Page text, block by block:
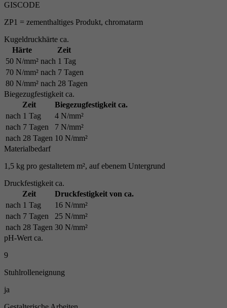
GISCODE
ZP1 = zementhaltiges Produkt, chromatarm
Kugeldruckhärte ca.
Härte
Zeit
50 N/mm² nach 1 Tag
70 N/mm² nach 7 Tagen
80 N/mm² nach 28 Tagen
Biegezugfestigkeit ca.
Zeit
Biegezugfestigkeit ca.
nach 1 Tag
4 N/mm²
nach 7 Tagen
7 N/mm²
nach 28 Tagen 10 N/mm²
Materialbedarf
1,5 kg pro gestaltetem m², auf ebenem Untergrund
Druckfestigkeit ca.
Zeit
Druckfestigkeit von ca.
nach 1 Tag
16 N/mm²
nach 7 Tagen
25 N/mm²
nach 28 Tagen 30 N/mm²
pH-Wert ca.
9
Stuhlrolleneignung
ja